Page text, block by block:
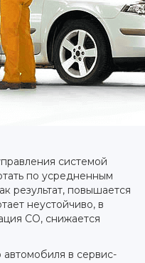
системой
по усредненным
результат, повышается
неустойчиво, в
СО, снижается
в сервис-